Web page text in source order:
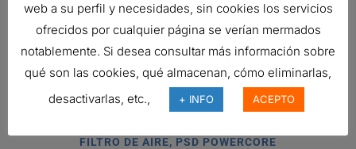
AIR FILTER, PRIMARY ROUND
66,05 €
Ref:P956815
FILTRO DE AIRE, PSD POWERCORE
web a su perfil y necesidades, sin cookies los servicios
ofrecidos por cualquier página se verían mermados
notablemente. Si desea consultar más información sobre
qué son las cookies, qué almacenan, cómo eliminarlas,
desactivarlas, etc.,
+ INFO ACEPTO